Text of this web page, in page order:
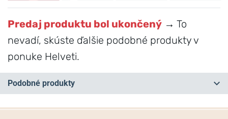
Predaj produktu bol ukončený → To
nevadí, skúste ďalšie podobné produkty v
ponuke Helveti.
Podobné produkty